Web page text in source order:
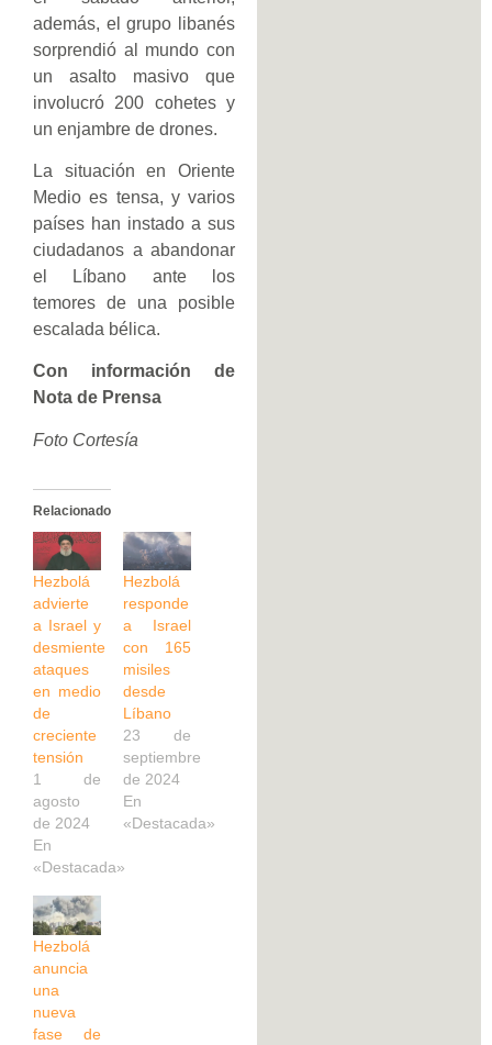
además, el grupo libanés
sorprendió al mundo con
un asalto masivo que
involucró 200 cohetes y
un enjambre de drones.
La situación en Oriente
Medio es tensa, y varios
países han instado a sus
ciudadanos a abandonar
el Líbano ante los
temores de una posible
escalada bélica.
Con información de
Nota de Prensa
Foto Cortesía
Relacionado
Hezbolá
advierte
a Israel y
desmiente
ataques
en medio
de
creciente
tensión
1 de
agosto
de 2024
En
«Destacada»
Hezbolá
responde
a Israel
con 165
misiles
desde
Líbano
23 de
septiembre
de 2024
En
«Destacada»
Hezbolá
anuncia
una
nueva
fase de